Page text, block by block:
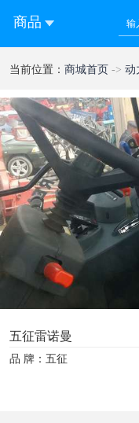
商品
您好
当前位置： 商城首页 -> 动
五征雷诺曼
品 牌：五征